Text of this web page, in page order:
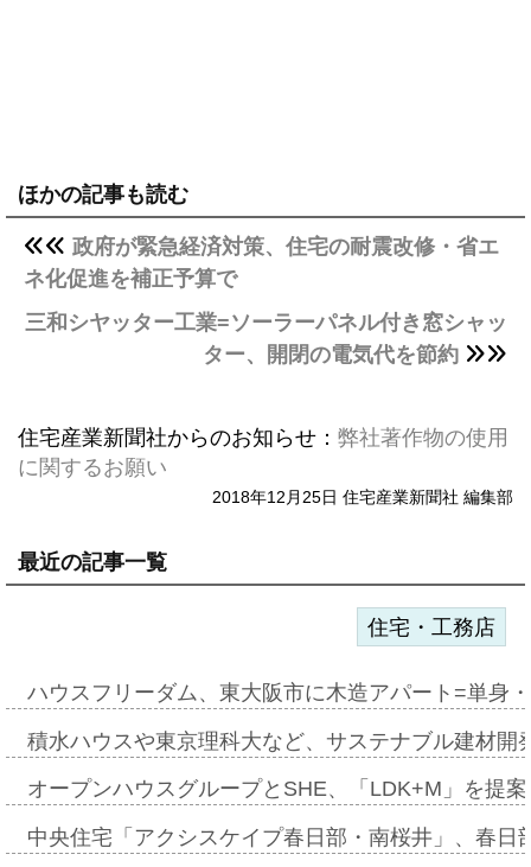
ほかの記事も読む
政府が緊急経済対策、住宅の耐震改修・省エ
ネ化促進を補正予算で
三和シヤッター工業=ソーラーパネル付き窓シャッ
ター、開閉の電気代を節約
住宅産業新聞社からのお知らせ： 弊社著作物の使用
に関するお願い
2018年12月25日 住宅産業新聞社 編集部
最近の記事一覧
住宅・工務店
ハウスフリーダム、東大阪市に木造アパート=単身
積水ハウスや東京理科大など、サステナブル建材
オープンハウスグループとSHE、「LDK+M」を提
中央住宅「アクシスケイプ春日部・南桜井」、春